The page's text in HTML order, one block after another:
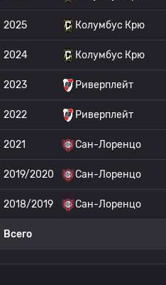
2025 Колумбус Крю
2024 Колумбус Крю
2023 Риверплейт
2022 Риверплейт
2021 Сан-Лоренцо
2019/2020 Сан-Лоренцо
2018/2019 Сан-Лоренцо
Всего